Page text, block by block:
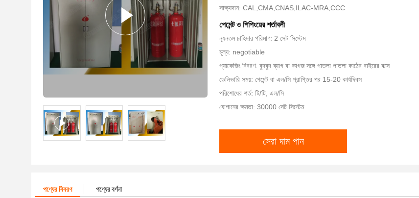
সাক্ষ্যদান: CAL,CMA,CNAS,ILAC-MRA,CCC
পেমেন্ট ও শিপিংয়ের শর্তাবলী
ন্যূনতম চাহিদার পরিমাণ: 2 সেট সিস্টেম
মূল্য: negotiable
প্যাকেজিং বিবরণ: বুদবুদ ব্যাগ বা কাগজ সঙ্গে পাতলা পাতলা কাঠের বাইরের বাক্স
ডেলিভারি সময়: পেমেন্ট বা এল/সি প্রাপ্তির পর 15-20 কার্যদিবস
পরিশোধের শর্ত: টি/টি, এল/সি
যোগানের ক্ষমতা: 30000 সেট সিস্টেম
সেরা দাম পান
পণ্যের বিবরণ পণ্যের বর্ণনা